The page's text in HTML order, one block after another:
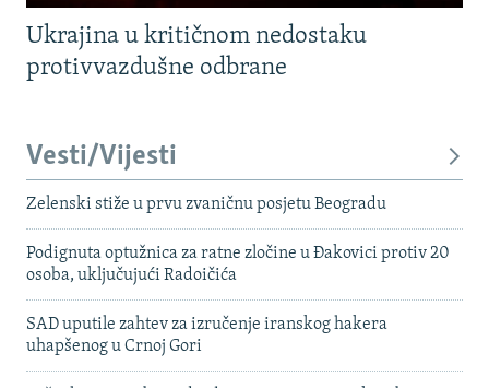
Ukrajina u kritičnom nedostaku
protivvazdušne odbrane
Vesti/Vijesti
Zelenski stiže u prvu zvaničnu posjetu Beogradu
Podignuta optužnica za ratne zločine u Đakovici protiv 20
osoba, uključujući Radoičića
SAD uputile zahtev za izručenje iranskog hakera
uhapšenog u Crnoj Gori